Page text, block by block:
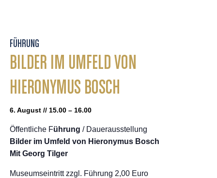
FÜHRUNG
BILDER IM UMFELD VON
HIERONYMUS BOSCH
6. August // 15.00 – 16.00
Öffentliche Führung / Dauerausstellung
Bilder im Umfeld von Hieronymus Bosch
Mit Georg Tilger
Museumseintritt zzgl. Führung 2,00 Euro